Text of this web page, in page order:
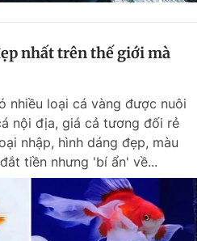
nhất trên thế giới mà
nhiều loại cá vàng được nuôi
nội địa, giá cả tương đối rẻ
nhập, hình dáng đẹp, màu
tiền nhưng 'bí ẩn' về...